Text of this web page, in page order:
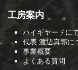
工房案内
ハイギヤードに
代表 渡辺真郎に
事業概要
よくある質問